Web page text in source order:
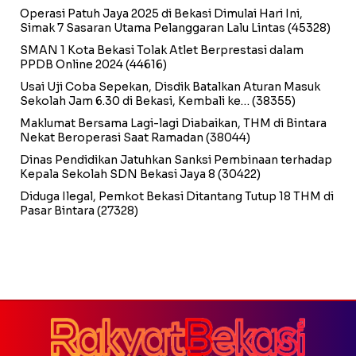
Operasi Patuh Jaya 2025 di Bekasi Dimulai Hari Ini,
Simak 7 Sasaran Utama Pelanggaran Lalu Lintas (45328)
SMAN 1 Kota Bekasi Tolak Atlet Berprestasi dalam
PPDB Online 2024(44616)
Usai Uji Coba Sepekan, Disdik Batalkan Aturan Masuk
Sekolah Jam 6.30 di Bekasi, Kembali ke… (38355)
Maklumat Bersama Lagi-lagi Diabaikan, THM di Bintara
Nekat Beroperasi Saat Ramadan (38044)
Dinas Pendidikan Jatuhkan Sanksi Pembinaan terhadap
Kepala Sekolah SDN Bekasi Jaya 8 (30422)
Diduga Ilegal, Pemkot Bekasi Ditantang Tutup 18 THM di
Pasar Bintara (27328)